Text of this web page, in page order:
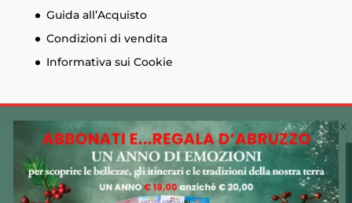
Cookie Policy 🍪
Utilizziamo i cookie sul nostro sito Web per offrirti
l'esperienza più pertinente ricordando le tue preferenze
Guida all’Acquisto
Condizioni di vendita
Informativa sui Cookie
© Edizioni Menabò. Iscrizione al registro delle
imprese di Chieti n. 93573 - Capitale sociale